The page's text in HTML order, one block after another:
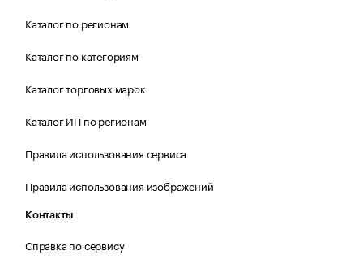
Каталог по регионам
Каталог по категориям
Каталог торговых марок
Каталог ИП по регионам
Правила использования сервиса
Правила использования изображений
Контакты
Справка по сервису